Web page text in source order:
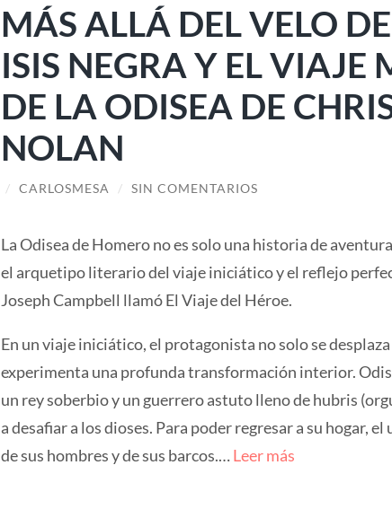
MÁS ALLÁ DEL VELO
ISIS NEGRA Y EL VIAJE
DE LA ODISEA DE
NOLAN
/ CARLOSMESA / SIN COMENTARIOS
La Odisea de Homero no es solo una historia de
el arquetipo literario del viaje iniciático y el reflejo
Joseph Campbell llamó El Viaje del Héroe.
En un viaje iniciático, el protagonista no solo se
experimenta una profunda transformación interior.
un rey soberbio y un guerrero astuto lleno de hubris
a desafiar a los dioses. Para poder regresar a su hogar,
de sus hombres y de sus barcos.…Leer más